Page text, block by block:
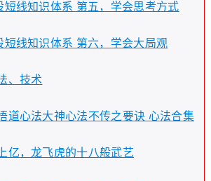
短线知识体系 第五，学会思考方式
短线知识体系 第六，学会大局观
、技术
道心法大神心法不传之要诀 心法合集
亿，龙飞虎的十八般武艺